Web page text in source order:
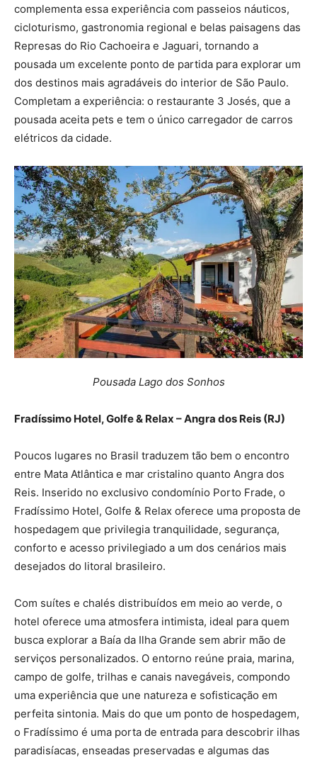
complementa essa experiência com passeios náuticos,
cicloturismo, gastronomia regional e belas paisagens das
Represas do Rio Cachoeira e Jaguari, tornando a
pousada um excelente ponto de partida para explorar um
dos destinos mais agradáveis do interior de São Paulo.
Completam a experiência: o restaurante 3 Josés, que a
pousada aceita pets e tem o único carregador de carros
elétricos da cidade.
Pousada Lago dos Sonhos
Fradíssimo Hotel, Golfe & Relax – Angra dos Reis (RJ)
Poucos lugares no Brasil traduzem tão bem o encontro
entre Mata Atlântica e mar cristalino quanto Angra dos
Reis. Inserido no exclusivo condomínio Porto Frade, o
Fradíssimo Hotel, Golfe & Relax oferece uma proposta de
hospedagem que privilegia tranquilidade, segurança,
conforto e acesso privilegiado a um dos cenários mais
desejados do litoral brasileiro.
Com suítes e chalés distribuídos em meio ao verde, o
hotel oferece uma atmosfera intimista, ideal para quem
busca explorar a Baía da Ilha Grande sem abrir mão de
serviços personalizados. O entorno reúne praia, marina,
campo de golfe, trilhas e canais navegáveis, compondo
uma experiência que une natureza e sofisticação em
perfeita sintonia. Mais do que um ponto de hospedagem,
o Fradíssimo é uma porta de entrada para descobrir ilhas
paradisíacas, enseadas preservadas e algumas das